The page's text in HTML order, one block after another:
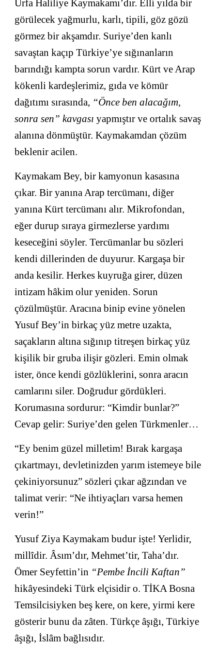
Urfa Haliliye Kaymakamı’dır. Elli yılda bir
görülecek yağmurlu, karlı, tipili, göz gözü
görmez bir akşamdır. Suriye’den kanlı
savaştan kaçıp Türkiye’ye sığınanların
barındığı kampta sorun vardır. Kürt ve Arap
kökenli kardeşlerimiz, gıda ve kömür
dağıtımı sırasında, “Önce ben alacağım,
sonra sen” kavgası yapmıştır ve ortalık savaş
alanına dönmüştür. Kaymakamdan çözüm
beklenir acilen.
Kaymakam Bey, bir kamyonun kasasına
çıkar. Bir yanına Arap tercümanı, diğer
yanına Kürt tercümanı alır. Mikrofondan,
eğer durup sıraya girmezlerse yardımı
keseceğini söyler. Tercümanlar bu sözleri
kendi dillerinden de duyurur. Kargaşa bir
anda kesilir. Herkes kuyruğa girer, düzen
intizam hâkim olur yeniden. Sorun
çözülmüştür. Aracına binip evine yönelen
Yusuf Bey’in birkaç yüz metre uzakta,
saçakların altına sığınıp titreşen birkaç yüz
kişilik bir gruba ilişir gözleri. Emin olmak
ister, önce kendi gözlüklerini, sonra aracın
camlarını siler. Doğrudur gördükleri.
Korumasına sordurur: “Kimdir bunlar?”
Cevap gelir: Suriye’den gelen Türkmenler…
“Ey benim güzel milletim! Bırak kargaşa
çıkartmayı, devletinizden yarım istemeye bile
çekiniyorsunuz” sözleri çıkar ağzından ve
talimat verir: “Ne ihtiyaçları varsa hemen
verin!”
Yusuf Ziya Kaymakam budur işte! Yerlidir,
millîdir. Âsım’dır, Mehmet’tir, Taha’dır.
Ömer Seyfettin’in “Pembe İncili Kaftan”
hikâyesindeki Türk elçisidir o. TİKA Bosna
Temsilcisiyken beş kere, on kere, yirmi kere
gösterir bunu da zâten. Türkçe âşığı, Türkiye
âşığı, İslâm bağlısıdır.